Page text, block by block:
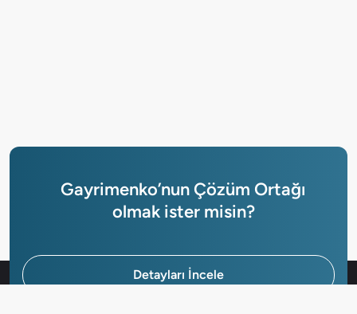
Gayrimenko’nun Çözüm Ortağı
olmak ister misin?
Detayları İncele